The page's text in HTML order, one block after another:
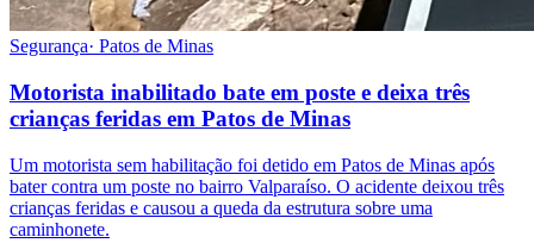
Segurança· Patos de Minas
Motorista inabilitado bate em poste e deixa três
crianças feridas em Patos de Minas
Um motorista sem habilitação foi detido em Patos de Minas após
bater contra um poste no bairro Valparaíso. O acidente deixou três
crianças feridas e causou a queda da estrutura sobre uma
caminhonete.